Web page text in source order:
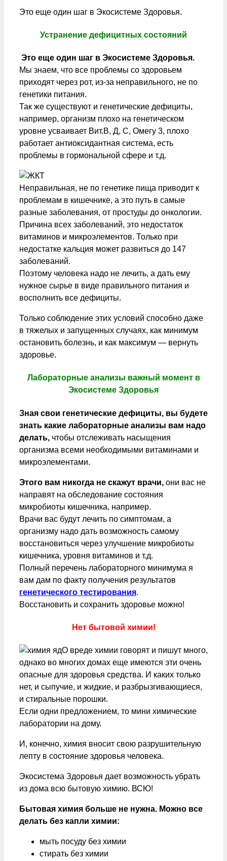
Это еще один шаг в Экосистеме Здоровья.
Устранение дефицитных состояний
Это еще один шаг в Экосистеме Здоровья.
Мы знаем, что все проблемы со здоровьем
приходят через рот, из-за неправильного, не по
генетики питания.
Так же существуют и генетические дефициты,
например, организм плохо на генетическом
уровне усваивает Вит.В, Д, С, Омегу 3, плохо
работает антиоксидантная система, есть
проблемы в гормональной сфере и т.д.
Неправильная, не по генетике пища приводит к
проблемам в кишечнике, а это путь в самые
разные заболевания, от простуды до онкологии.
Причина всех заболеваний, это недостаток
витаминов и микроэлементов. Только при
недостатке кальция может развиться до 147
заболеваний.
Поэтому человека надо не лечить, а дать ему
нужное сырье в виде правильного питания и
восполнить все дефициты.
Только соблюдение этих условий способно даже
в тяжелых и запущенных случаях, как минимум
остановить болезнь, и как максимум — вернуть
здоровье.
Лабораторные анализы важный момент в
Экосистеме Здоровья
Зная свои генетические дефициты, вы будете
знать какие лабораторные анализы вам надо
делать, чтобы отслеживать насыщения
организма всеми необходимыми витаминами и
микроэлементами.
Этого вам никогда не скажут врачи, они вас не
направят на обследование состояния
микробиоты кишечника, например.
Врачи вас будут лечить по симптомам, а
организму надо дать возможность самому
восстановиться через улучшение микробиоты
кишечника, уровня витаминов и т.д.
Полный перечень лабораторного минимума я
вам дам по факту получения результатов
генетического тестирования.
Восстановить и сохранить здоровье можно!
Нет бытовой химии!
О вреде химии говорят и пишут много,
однако во многих домах еще имеются эти очень
опасные для здоровья средства. И каких только
нет, и сыпучие, и жидкие, и разбрызгивающиеся,
и стиральные порошки.
Если одни предложением, то мини химические
лаборатории на дому.
И, конечно, химия вносит свою разрушительную
лепту в состояние здоровья человека.
Экосистема Здоровья дает возможность убрать
из дома всю бытовую химию. ВСЮ!
Бытовая химия больше не нужна. Можно все
делать без капли химии:
мыть посуду без химии
стирать без химии